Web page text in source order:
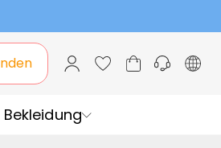
Bekleidung